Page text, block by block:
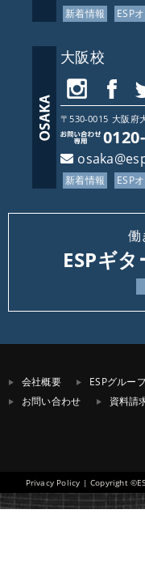
新着情報 ESP
大阪校
〒530-0015 大阪府
新着情報 ESP
働
ESPギ
会社概要 ESPグルー
お問い合わせ
資料請
Privacy Policy | Copyright